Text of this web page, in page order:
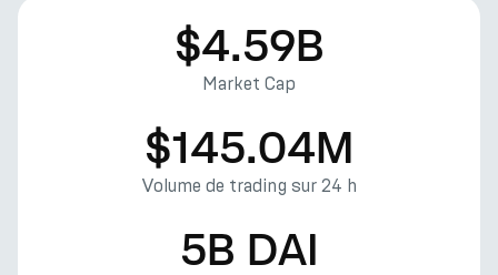
$4.59B
Market Cap
$145.04M
Volume de trading sur 24 h
5B DAI